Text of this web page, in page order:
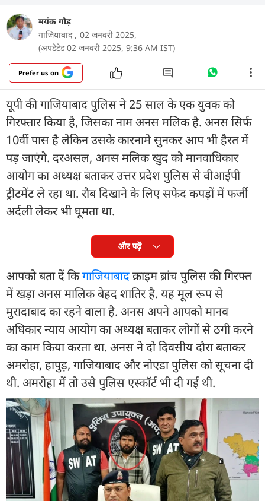
मयंक गौड़
गाजियाबाद , 02 जनवरी 2025,
(अपडेटेड 02 जनवरी 2025, 9:36 AM IST)
Prefer us on
यूपी की गाजियाबाद पुलिस ने 25 साल के एक युवक को
गिरफ्तार किया है, जिसका नाम अनस मलिक है. अनस सिर्फ
10वीं पास है लेकिन उसके कारनामे सुनकर आप भी हैरत में
पड़ जाएंगे. दरअसल, अनस मलिक खुद को मानवाधिकार
आयोग का अध्यक्ष बताकर उत्तर प्रदेश पुलिस से वीआईपी
ट्रीटमेंट ले रहा था. रौब दिखाने के लिए सफेद कपड़ों में फर्जी
अर्दली लेकर भी घूमता था.
और पढ़ें
आपको बता दें किगाजियाबादक्राइम ब्रांच पुलिस की गिरफ्त
में खड़ा अनस मालिक बेहद शातिर है. यह मूल रूप से
मुरादाबाद का रहने वाला है. अनस अपने आपको मानव
अधिकार न्याय आयोग का अध्यक्ष बताकर लोगों से ठगी करने
का काम किया करता था. अनस ने दो दिवसीय दौरा बताकर
अमरोहा, हापुड़, गाजियाबाद और नोएडा पुलिस को सूचना दी
थी. अमरोहा में तो उसे पुलिस एस्कॉर्ट भी दी गई थी.